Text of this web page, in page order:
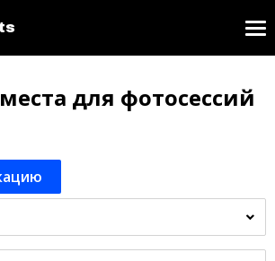
для фотосессий